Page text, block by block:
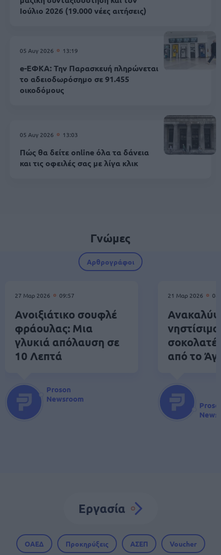
Ιούλιο 2026 (19.000 νέες αιτήσεις)
05 Αυγ 2026 13:19
e-ΕΦΚΑ: Την Παρασκευή πληρώνεται
το αδειοδωρόσημο σε 91.455
οικοδόμους
05 Αυγ 2026 13:03
Πώς θα δείτε online όλα τα δάνεια
και τις οφειλές σας με λίγα κλικ
Γνώμες
Αρθρογράφοι
27 Μαρ 2026 09:57
Ανοιξιάτικο σουφλέ
φράουλας: Μια
γλυκιά απόλαυση σε
10 Λεπτά
Proson
Newsroom
21 Μαρ 2026
νηστίσιμο
από το
Εργασία
ΟΑΕΔ Προκηρύξεις ΑΣΕΠ Voucher